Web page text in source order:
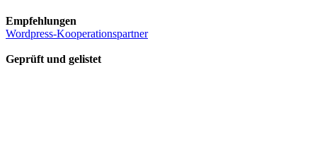
Empfehlungen
Wordpress-Kooperationspartner
Geprüft und gelistet